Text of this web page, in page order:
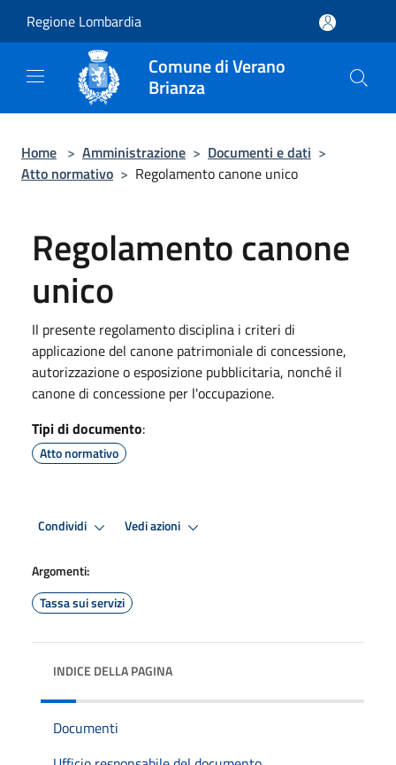
Regione Lombardia
Comune di Verano
Brianza
Home > Amministrazione > Documenti e dati >
Atto normativo > Regolamento canone unico
Regolamento canone
unico
Il presente regolamento disciplina i criteri di
applicazione del canone patrimoniale di concessione,
autorizzazione o esposizione pubblicitaria, nonché il
canone di concessione per l'occupazione.
Tipi di documento:
Atto normativo
Condividi Vedi azioni
Argomenti:
Tassa sui servizi
INDICE DELLA PAGINA
Documenti